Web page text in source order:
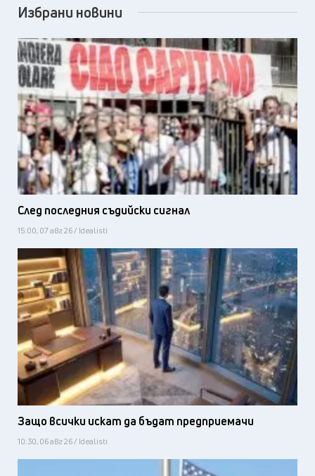
Избрани новини
След последния съдийски сигнал
15:00, 07 авг 26 / Idealisti
Защо всички искат да бъдат предприемачи
10:30, 06 авг 26 / Idealisti